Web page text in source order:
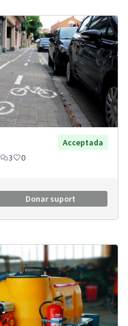
Acceptada
3 0
Donar suport